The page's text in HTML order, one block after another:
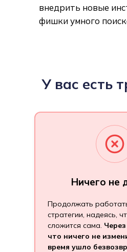
внедрить новые
фишки умного
У вас есть
Ничего не
Продолжать
стратегии, надеясь,
сложится сама.
что ничего не
время ушло